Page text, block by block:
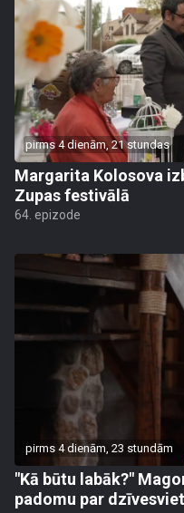
pirms 4 dienām, 21 stundas
Margarita Kolosova
Zupas festivālā
64. epizode
pirms 4 dienām, 23 stundām
"Kā būtu labāk?"
padomu par